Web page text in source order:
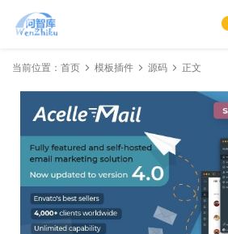
当前位置： 首页 模板插件 源码 正文